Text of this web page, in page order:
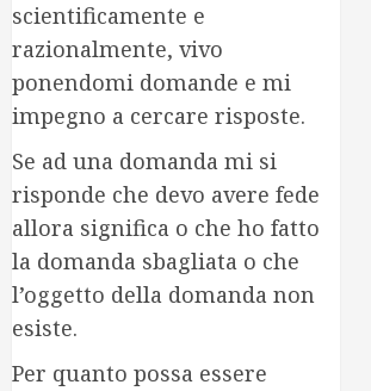
scientificamente e
razionalmente, vivo
ponendomi domande e mi
impegno a cercare risposte.
Se ad una domanda mi si
risponde che devo avere fede
allora significa o che ho fatto
la domanda sbagliata o che
l’oggetto della domanda non
esiste.
Per quanto possa essere